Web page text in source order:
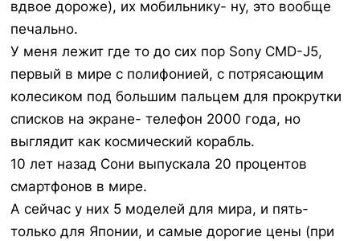
вдвое дороже), их мобильнику- ну, это вообще
печально.
У меня лежит где то до сих пор Sony CMD-J5,
первый в мире с полифонией, с потрясающим
колесиком под большим пальцем для прокрутки
списков на экране- телефон 2000 года, но
выглядит как космический корабль.
10 лет назад Сони выпускала 20 процентов
смартфонов в мире.
А сейчас у них 5 моделей для мира, и пять-
только для Японии, и самые дорогие цены (при